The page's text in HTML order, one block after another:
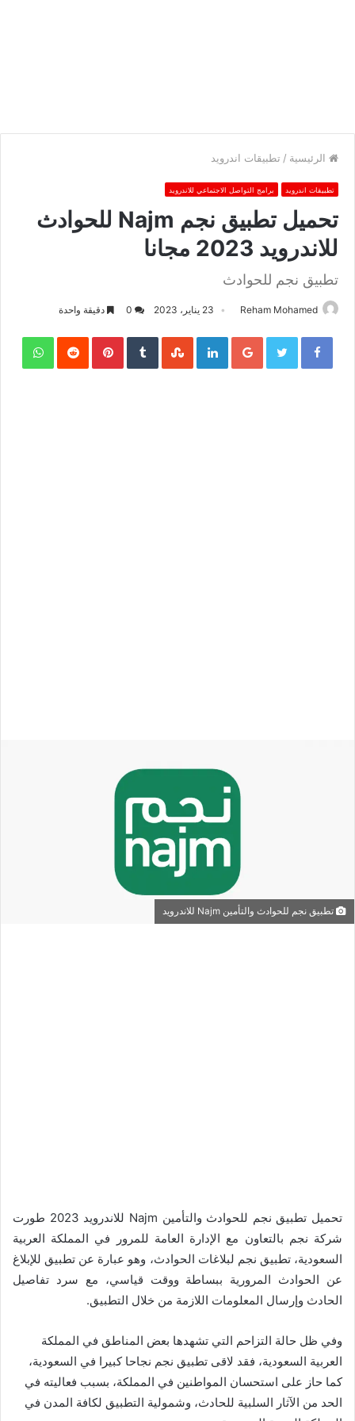
الرئيسية / تطبيقات اندرويد
تطبيقات اندرويد برامج التواصل الاجتماعي للاندرويد
تحميل تطبيق نجم Najm للحوادث
للاندرويد 2023 مجانا
تطبيق نجم للحوادث
Reham Mohamed 23 يناير، 2023 دقيقة واحدة
Facebook
Twitter
Google+
LinkedIn
Pinterest
تطبيق نجم للحوادث والتأمين Najm للاندرويد
تحميل تطبيق نجم للحوادث والتأمين Najm للاندرويد 2023 طورت
شركة نجم بالتعاون مع الإدارة العامة للمرور في المملكة العربية
السعودية، تطبيق نجم لبلاغات الحوادث، وهو عبارة عن تطبيق للإبلاغ
عن الحوادث المرورية ببساطة ووقت قياسي، مع سرد تفاصيل
الحادث وإرسال المعلومات اللازمة من خلال التطبيق.
وفي ظل حالة التزاحم التي تشهدها بعض المناطق في المملكة
العربية السعودية، فقد لاقى تطبيق نجم نجاحا كبيرا في السعودية،
كما حاز على استحسان المواطنين في المملكة، بسبب فعاليته في
الحد من الآثار السلبية للحادث، وشمولية التطبيق لكافة المدن في